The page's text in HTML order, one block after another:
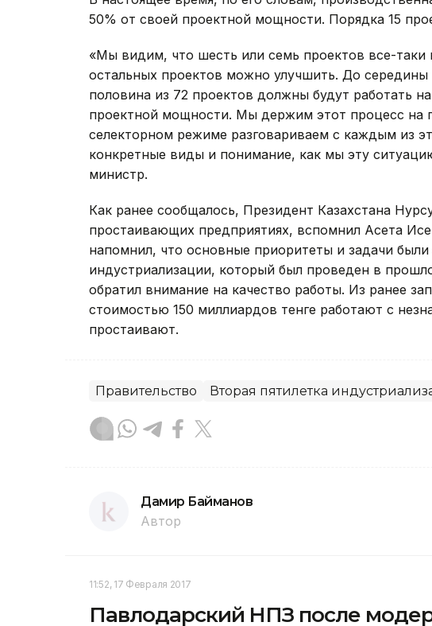
50% от своей проектной мощности. Порядка 15
«Мы видим, что шесть или семь проектов все-таки
остальных проектов можно улучшить. До
половина из 72 проектов должны будут работать
проектной мощности. Мы держим этот процесс на
селекторном режиме разговариваем с каждым из
конкретные виды и понимание, как мы эту
министр.
Как ранее сообщалось, Президент Казахстана
простаивающих предприятиях, вспомнил Асета
напомнил, что основные приоритеты и задачи
индустриализации, который был проведен в
обратил внимание на качество работы. Из ранее
стоимостью 150 миллиардов тенге работают с
простаивают.
Правительство Вторая пятилетка
Дамир Байманов
Автор
11:52, 17 Февраля 2017
Павлодарский НПЗ после